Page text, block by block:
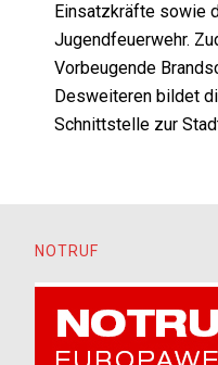
Einsatzkräfte sowie
Jugendfeuerwehr.
Vorbeugende
Desweiteren bildet
Schnittstelle zur
NOTRUF